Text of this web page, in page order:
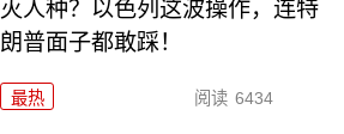
灭人种？以色列这波操作，连特
朗普面子都敢踩！
最热 阅读 6434